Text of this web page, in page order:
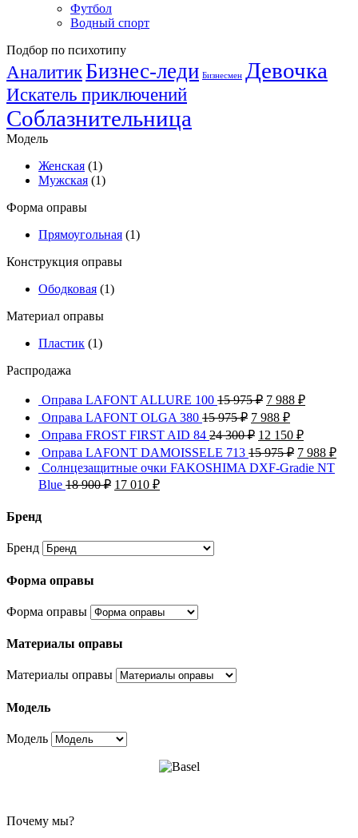
Футбол
Водный спорт
Подбор по психотипу
Аналитик Бизнес-леди Бизнесмен Девочка
Искатель приключений
Соблазнительница
Модель
Женская (1)
Мужская (1)
Форма оправы
Прямоугольная (1)
Конструкция оправы
Ободковая (1)
Материал оправы
Пластик (1)
Распродажа
Оправа LAFONT ALLURE 100 15 975₽ 7 988 ₽
Оправа LAFONT OLGA 380 15 975₽ 7 988 ₽
Оправа FROST FIRST AID 84 24 300₽ 12 150 ₽
Оправа LAFONT DAMOISSELE 713 15 975₽ 7 988 ₽
Солнцезащитные очки FAKOSHIMA DXF-Gradie NT
Blue 18 900₽ 17 010 ₽
Бренд
Бренд
Форма оправы
Форма оправы
Материалы оправы
Материалы оправы
Модель
Модель
Почему мы?